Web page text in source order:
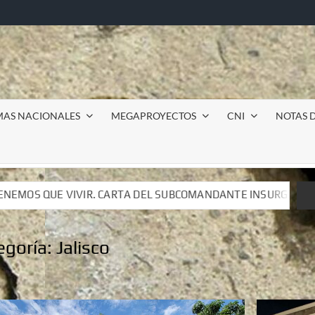
NACIONALES MEGAPROYECTOS CNI NOTAS
INSURGENTE MOISÉS A LUIS DE TAVIRA
INSURGENTE MOISÉS A LUIS DE TAVIRA
Jalisco